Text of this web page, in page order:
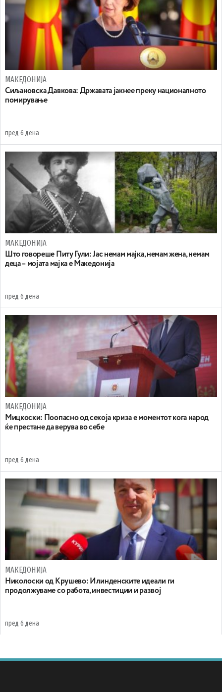
МАКЕДОНИЈА
Сиљановска Давкова: Државата јакнее преку националното
помирување
пред 6 дена
МАКЕДОНИЈА
Што говореше Питу Гули: Јас немам мајка, немам жена, немам
деца – мојата мајка е Македонија
пред 6 дена
МАКЕДОНИЈА
Мицкоски: Поопасно од секоја криза е моментот кога народ
ќе престане да верува во себе
пред 6 дена
МАКЕДОНИЈА
Николоски од Крушево: Илинденските идеали ги
продолжуваме со работа, инвестиции и развој
пред 6 дена